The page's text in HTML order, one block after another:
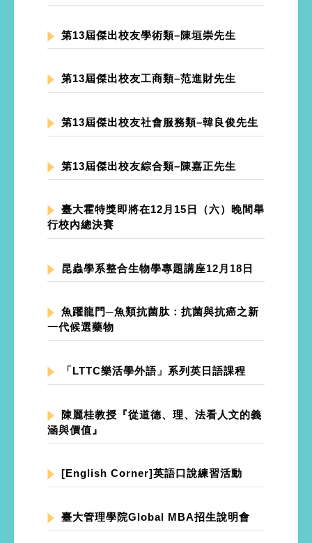
第13屆傑出校友學術類–陳垣崇先生
第13屆傑出校友工商類–范進財先生
第13屆傑出校友社會服務類–韓良俊先生
第13屆傑出校友綜合類–陳嘉正先生
臺大霍特獎即將在12月15日（六）晚間舉
行校內總決賽
昆蟲學系整合生物學專題講座12月18日
魚躍龍門─魚類抗菌肽：抗菌與抗癌之新
一代候選藥物
「LTTC樂活學外語」系列英日語課程
陳麗桂教授『從道德、理、法看人文的義
涵與價值』
[English Corner]英語口說練習活動
臺大管理學院Global MBA招生說明會